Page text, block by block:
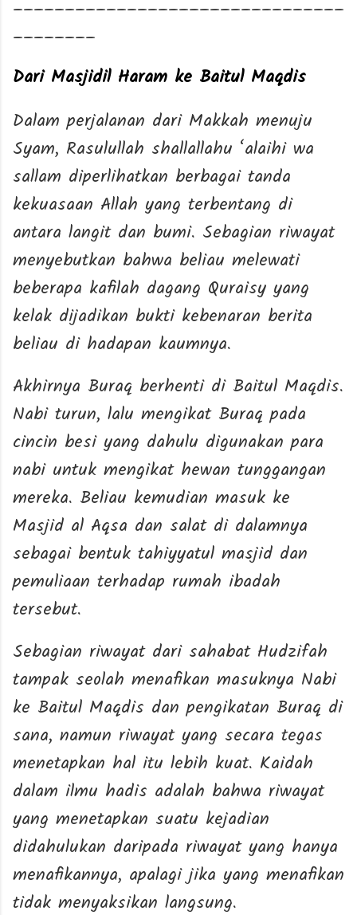
________________________________
________
Dari Masjidil Haram ke Baitul Maqdis
Dalam perjalanan dari Makkah menuju
Syam, Rasulullah shallallahu ‘alaihi wa
sallam diperlihatkan berbagai tanda
kekuasaan Allah yang terbentang di
antara langit dan bumi. Sebagian riwayat
menyebutkan bahwa beliau melewati
beberapa kafilah dagang Quraisy yang
kelak dijadikan bukti kebenaran berita
beliau di hadapan kaumnya.
Akhirnya Buraq berhenti di Baitul Maqdis.
Nabi turun, lalu mengikat Buraq pada
cincin besi yang dahulu digunakan para
nabi untuk mengikat hewan tunggangan
mereka. Beliau kemudian masuk ke
Masjid al Aqsa dan salat di dalamnya
sebagai bentuk tahiyyatul masjid dan
pemuliaan terhadap rumah ibadah
tersebut.
Sebagian riwayat dari sahabat Hudzifah
tampak seolah menafikan masuknya Nabi
ke Baitul Maqdis dan pengikatan Buraq di
sana, namun riwayat yang secara tegas
menetapkan hal itu lebih kuat. Kaidah
dalam ilmu hadis adalah bahwa riwayat
yang menetapkan suatu kejadian
didahulukan daripada riwayat yang hanya
menafikannya, apalagi jika yang menafikan
tidak menyaksikan langsung.